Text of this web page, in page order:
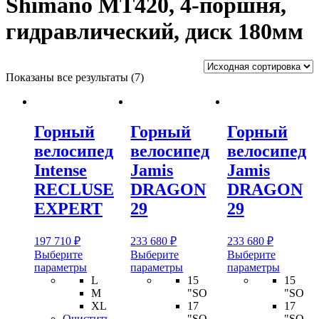
гидравлический, диск 180мм
Показаны все результаты (7)
Горный
велосипед
Intense
RECLUSE
EXPERT
197 710 ₽
Выберите
параметрыЭтот
товар
имеет
несколько
L
M
XL
Горный
велосипед
Jamis
DRAGON
29
233 680₽
Выберите
параметрыЭтот
товар
имеет
несколько
15
"SO
17
Горный
велосипед
Jamis
DRAGON
29
233 680 ₽
Выберите
параметрыЭтот
товар
имеет
15
"SO
17